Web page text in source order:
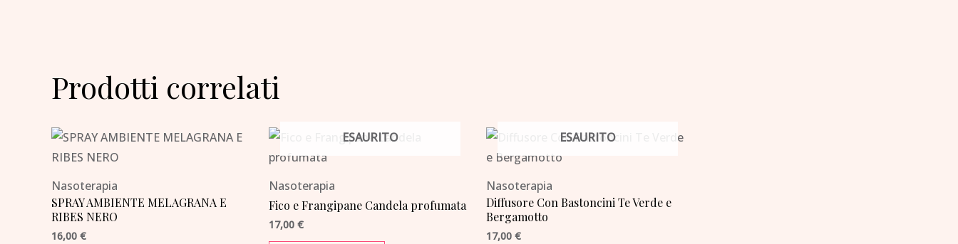
Prodotti correlati
Nasoterapia
SPRAY AMBIENTE MELAGRANA E
RIBES NERO
16,00 €
ESAURITO
Nasoterapia
Fico e Frangipane Candela profumata
17,00 €
ESAURITO
Nasoterapia
Diffusore Con Bastoncini Te Verde e
Bergamotto
17,00 €